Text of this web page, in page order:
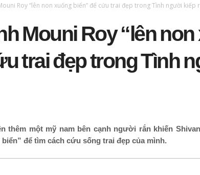
Roy “lên non xuống biển” để cứu trai đẹp trong Tình người kiếp
Mouni Roy “lên
trai đẹp trong Tình
thêm một mỹ nam bên cạnh người rắn khiến
để tìm cách cứu sống trai đẹp của mình.